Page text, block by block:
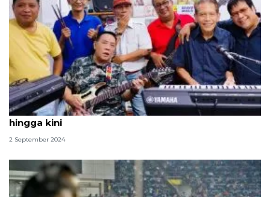
Lirik lagu Panbers - "Gereja Tua", populer dari 1970
hingga kini
2 September 2024